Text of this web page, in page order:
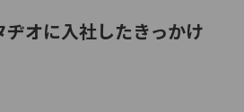
ヂオに入社したきっかけ